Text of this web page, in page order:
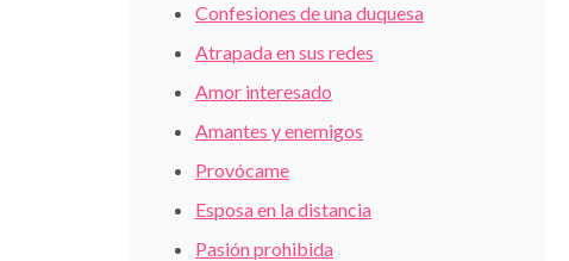
Confesiones de una duquesa
Atrapada en sus redes
Amor interesado
Amantes y enemigos
Provócame
Esposa en la distancia
Pasión prohibida